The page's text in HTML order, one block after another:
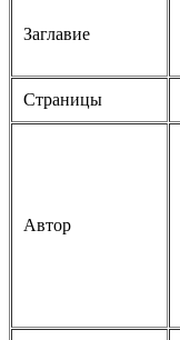
Заглавие
Страницы
Автор